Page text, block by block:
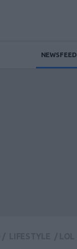
NEWSFEED